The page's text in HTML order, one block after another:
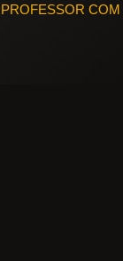
COM